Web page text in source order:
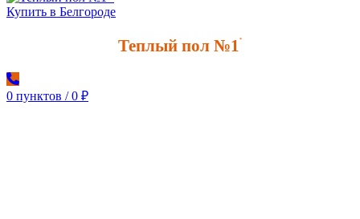
Теплый пол №1 *
0 пунктов / 0 ₽